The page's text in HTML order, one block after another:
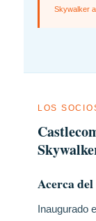
Skywalker
LOS
Acerca
Inaugurado